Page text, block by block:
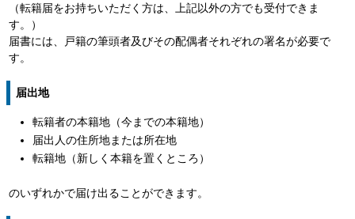
（転籍届をお持ちいただく方は、上記以外の方でも受付できま
す。）
届書には、戸籍の筆頭者及びその配偶者それぞれの署名が必要で
す。
届出地
転籍者の本籍地（今までの本籍地）
届出人の住所地または所在地
転籍地（新しく本籍を置くところ）
のいずれかで届け出ることができます。